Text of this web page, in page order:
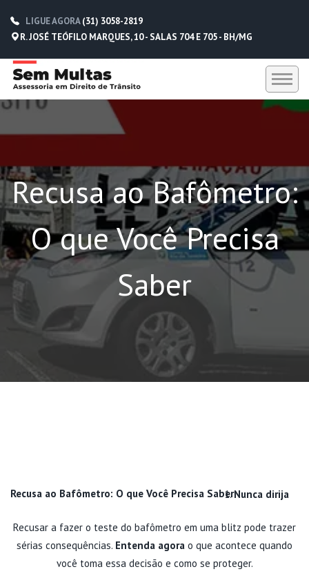
LIGUE AGORA(31) 3058-2819
R. JOSÉ TEÓFILO MARQUES, 10 - SALAS 704 E 705 - BH/MG
DEPOIMENTOS
CONTATO
(31) 3058-2819
(31) 98229-5662
(31) 98752-0612
Recusa ao Bafômetro:
O que Você Precisa
Saber
Recusa ao Bafômetro: O que Você Precisa Saber
Recusar a fazer o teste do bafômetro em uma blitz pode trazer
sérias consequências. Entenda agora o que acontece quando
você toma essa decisão e como se proteger.
Nunca dirija